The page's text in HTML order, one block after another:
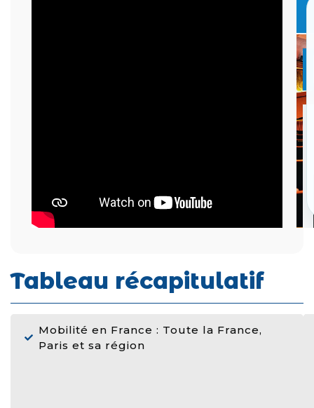
Tableau récapitulatif
Mobilité en France : Toute la France,
Paris et sa région